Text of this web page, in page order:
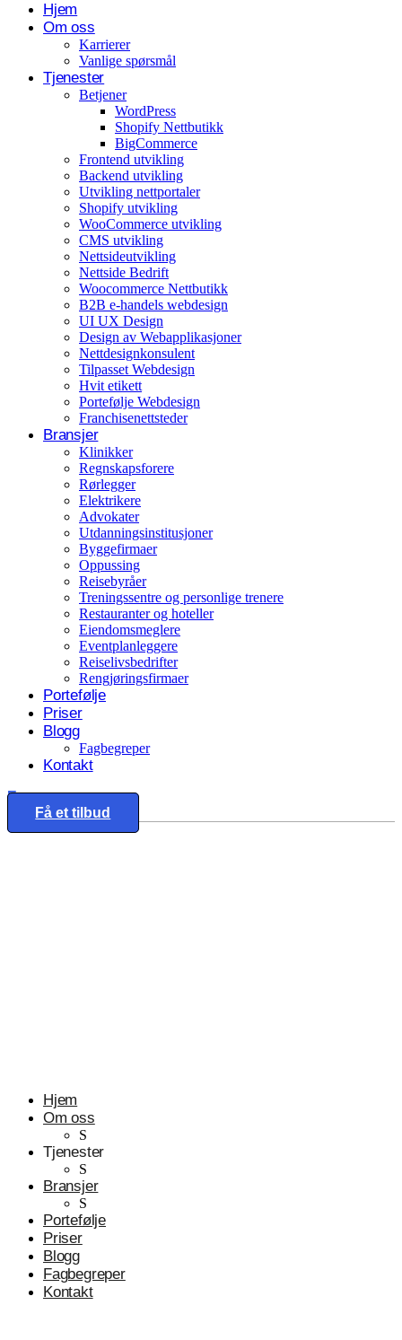
Hjem
Om oss
Karrierer
Vanlige spørsmål
Tjenester
Betjener
WordPress
Shopify Nettbutikk
BigCommerce
Frontend utvikling
Backend utvikling
Utvikling nettportaler
Shopify utvikling
WooCommerce utvikling
CMS utvikling
Nettsideutvikling
Nettside Bedrift
Woocommerce Nettbutikk
B2B e-handels webdesign
UI UX Design
Design av Webapplikasjoner
Nettdesignkonsulent
Tilpasset Webdesign
Hvit etikett
Portefølje Webdesign
Franchisenettsteder
Bransjer
Klinikker
Regnskapsforere
Rørlegger
Elektrikere
Advokater
Utdanningsinstitusjoner
Byggefirmaer
Oppussing
Reisebyråer
Treningssentre og personlige trenere
Restauranter og hoteller
Eiendomsmeglere
Eventplanleggere
Reiselivsbedrifter
Rengjøringsfirmaer
Portefølje
Priser
Blogg
Fagbegreper
Kontakt
Eng
Få et tilbud
Hjem
Om oss
S
Tjenester
S
Bransjer
S
Portefølje
Priser
Blogg
Fagbegreper
Kontakt
Arrangementer og opplevelser
Eventplanleggere